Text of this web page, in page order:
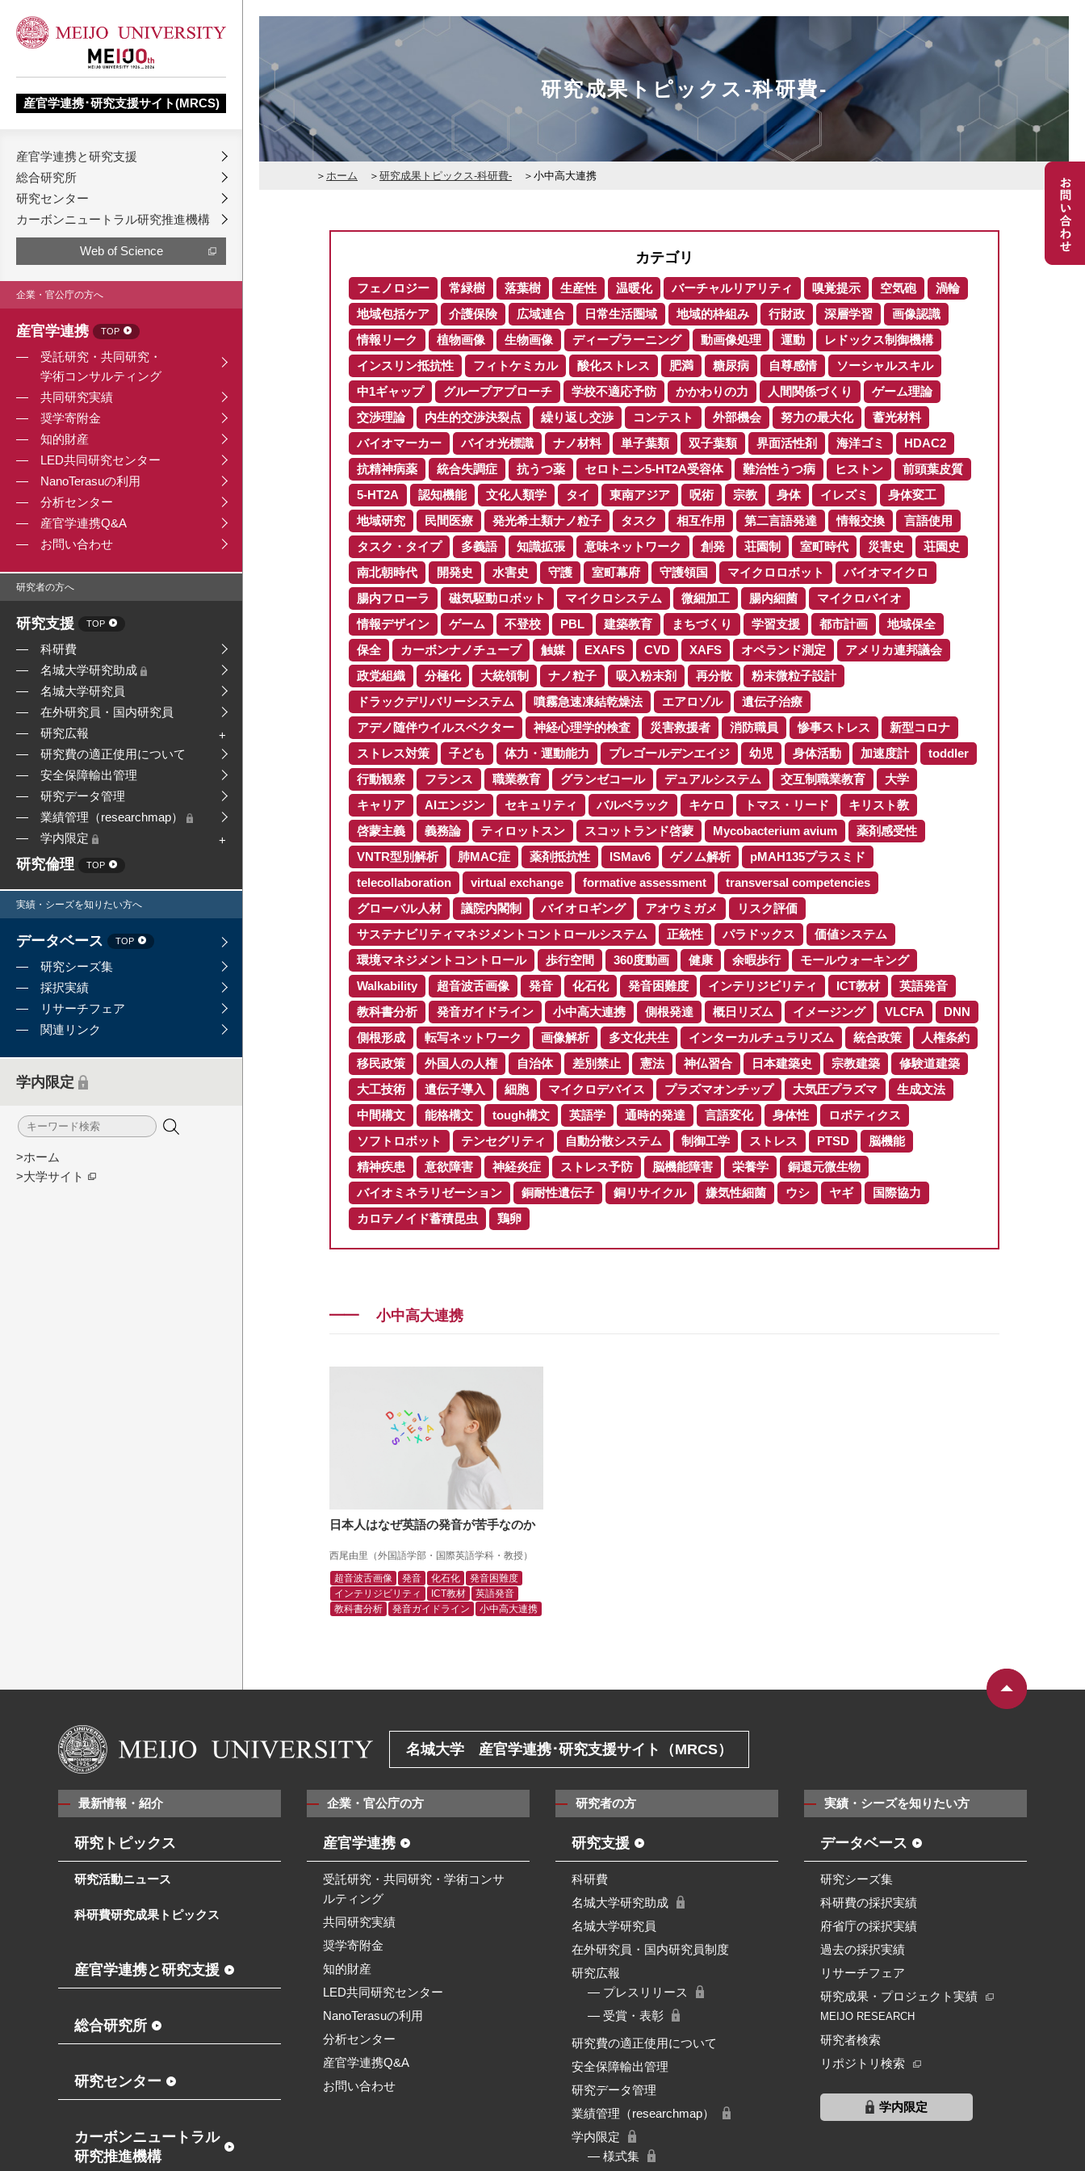
産官学連携･研究支援サイト(MRCS)
産官学連携と研究支援
総合研究所
研究センター
カーボンニュートラル研究推進機構
Web of Science
企業・官公庁の方へ
産官学連携 TOP
受託研究・共同研究・
学術コンサルティング
共同研究実績
奨学寄附金
知的財産
LED共同研究センター
NanoTerasuの利用
分析センター
産官学連携Q&A
お問い合わせ
研究者の方へ
研究支援 TOP
科研費
名城大学研究助成
名城大学研究員
在外研究員・国内研究員
研究広報
研究費の適正使用について
安全保障輸出管理
研究データ管理
業績管理（researchmap）
学内限定
研究倫理 TOP
実績・シーズを知りたい方へ
データベース TOP
研究シーズ集
採択実績
リサーチフェア
関連リンク
学内限定
>ホーム
>大学サイト
研究成果トピックス-科研費-
ホーム 研究成果トピックス-科研費- 小中高大連携
カテゴリ
フェノロジー 常緑樹 落葉樹 生産性 温暖化 バーチャルリアリティ 嗅覚提示 空気砲
渦輪
地域包括ケア
介護保険 広域連合 日常生活圏域 地域的枠組み 行財政 深層学習
画像認識
情報リーク
植物画像 生物画像 ディープラーニング 動画像処理 運動
レドックス制御機構
インスリン抵抗性
フィトケミカル 酸化ストレス 肥満 糖尿病 自尊感情
ソーシャルスキル
中1ギャップ
グループアプローチ 学校不適応予防 かかわりの力 人間関係づくり
ゲーム理論
交渉理論
内生的交渉決裂点 繰り返し交渉 コンテスト 外部機会 努力の最大化
蓄光材料
バイオマーカー
バイオ光標識 ナノ材料 単子葉類 双子葉類 界面活性剤 海洋ゴミ
HDAC2
抗精神病薬
統合失調症 抗うつ薬 セロトニン5-HT2A受容体 難治性うつ病 ヒストン
前頭葉皮質
5-HT2A
認知機能 文化人類学 タイ 東南アジア 呪術 宗教 身体 イレズミ
身体変工
地域研究
民間医療 発光希土類ナノ粒子 タスク 相互作用 第二言語発達 情報交換
言語使用
タスク・タイプ
多義語 知識拡張 意味ネットワーク 創発 荘園制 室町時代 災害史
荘園史
南北朝時代
開発史 水害史 守護 室町幕府 守護領国 マイクロロボット
バイオマイクロ
腸内フローラ
磁気駆動ロボット マイクロシステム 微細加工 腸内細菌
マイクロバイオ
情報デザイン
ゲーム 不登校 PBL 建築教育 まちづくり 学習支援 都市計画
地域保全
保全
カーボンナノチューブ 触媒 EXAFS CVD XAFS オペランド測定
アメリカ連邦議会
政党組織
分極化 大統領制 ナノ粒子 吸入粉末剤 再分散
粉末微粒子設計
ドラックデリバリーシステム
噴霧急速凍結乾燥法 エアロゾル
遺伝子治療
アデノ随伴ウイルスベクター
神経心理学的検査 災害救援者 消防職員 惨事ストレス
新型コロナ
ストレス対策
子ども 体力・運動能力 プレゴールデンエイジ 幼児 身体活動 加速度計
toddler
行動観察
フランス 職業教育 グランゼコール デュアルシステム 交互制職業教育
大学
キャリア
AIエンジン セキュリティ バルベラック キケロ トマス・リード
キリスト教
啓蒙主義
義務論 ティロットスン スコットランド啓蒙 Mycobacterium avium
薬剤感受性
VNTR型別解析
肺MAC症 薬剤抵抗性 ISMav6 ゲノム解析
pMAH135プラスミド
telecollaboration
virtual exchange formative assessment
transversal competencies
グローバル人材
議院内閣制 バイオロギング アオウミガメ
リスク評価
サステナビリティマネジメントコントロールシステム
正統性 パラドックス
価値システム
環境マネジメントコントロール
歩行空間 360度動画 健康 余暇歩行
モールウォーキング
Walkability
超音波舌画像 発音 化石化 発音困難度 インテリジビリティ ICT教材
英語発音
教科書分析
発音ガイドライン 小中高大連携 側根発達 概日リズム イメージング VLCFA
DNN
側根形成
転写ネットワーク 画像解析 多文化共生 インターカルチュラリズム 統合政策
人権条約
移民政策
外国人の人権 自治体 差別禁止 憲法 神仏習合 日本建築史 宗教建築
修験道建築
大工技術
遺伝子導入 細胞 マイクロデバイス プラズマオンチップ 大気圧プラズマ
生成文法
中間構文
能格構文 tough構文 英語学 通時的発達 言語変化 身体性
ロボティクス
ソフトロボット
テンセグリティ 自動分散システム 制御工学 ストレス PTSD
脳機能
精神疾患
意欲障害 神経炎症 ストレス予防 脳機能障害 栄養学
銅還元微生物
バイオミネラリゼーション
銅耐性遺伝子 銅リサイクル 嫌気性細菌 ウシ ヤギ
国際協力
カロテノイド蓄積昆虫
鶏卵
小中高大連携
日本人はなぜ英語の発音が苦手なのか
西尾由里（外国語学部・国際英語学科・教授）
超音波舌画像
発音 化石化
発音困難度
インテリジビリティ
ICT教材
英語発音
教科書分析
発音ガイドライン 小中高大連携
名城大学 産官学連携･研究支援サイト（MRCS）
最新情報・紹介
研究トピックス
研究活動ニュース
科研費研究成果トピックス
産官学連携と研究支援
総合研究所
研究センター
カーボンニュートラル
研究推進機構
企業・官公庁の方
産官学連携
受託研究・共同研究・学術コンサ
ルティング
共同研究実績
奨学寄附金
知的財産
LED共同研究センター
NanoTerasuの利用
分析センター
産官学連携Q&A
お問い合わせ
研究者の方
研究支援
科研費
名城大学研究助成
名城大学研究員
在外研究員・国内研究員制度
研究広報
― プレスリリース
― 受賞・表彰
研究費の適正使用について
安全保障輸出管理
研究データ管理
業績管理（researchmap）
学内限定
― 様式集
実績・シーズを知りたい方
データベース
研究シーズ集
科研費の採択実績
府省庁の採択実績
過去の採択実績
リサーチフェア
研究成果・プロジェクト実績
MEIJO RESEARCH
研究者検索
リポジトリ検索
学内限定